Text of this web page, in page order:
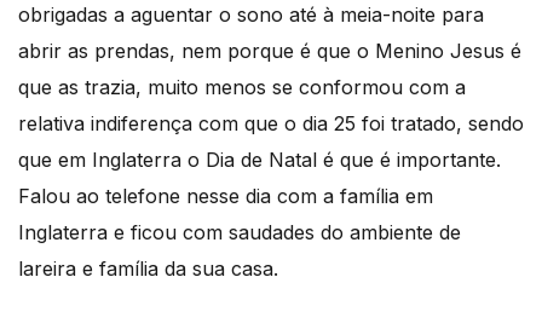
obrigadas a aguentar o sono até à meia-noite para
abrir as prendas, nem porque é que o Menino Jesus é
que as trazia, muito menos se conformou com a
relativa indiferença com que o dia 25 foi tratado, sendo
que em Inglaterra o Dia de Natal é que é importante.
Falou ao telefone nesse dia com a família em
Inglaterra e ficou com saudades do ambiente de
lareira e família da sua casa.